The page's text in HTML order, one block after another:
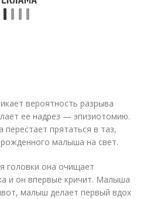
вероятность разрыва
ее надрез — эпизиотомию.
перестает прятаться в таз,
малыша на свет.
головки она очищает
и он впервые кричит. Малыша
малыш делает первый вдох